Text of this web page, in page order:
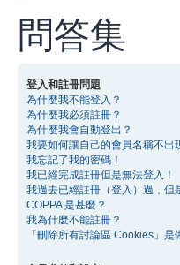
問答集
登入和註冊問題
為什麼我不能登入？
為什麼我必須註冊？
為什麼我會自動登出？
我要如何讓自己的會員名稱不出
我忘記了我的密碼！
我已經完成註冊但是無法登入！
我過去已經註冊（登入）過，但
COPPA 是甚麼？
我為什麼不能註冊？
「刪除所有討論區 Cookies」是